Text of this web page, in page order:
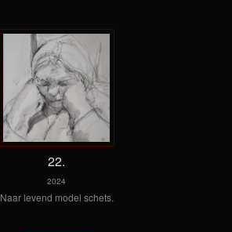
22.
2024
Naar levend model schets.